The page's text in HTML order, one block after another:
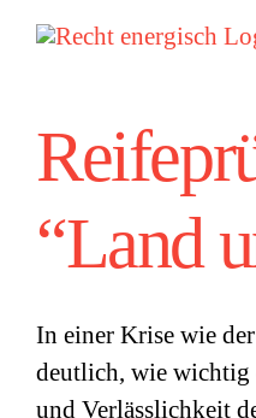
Zum
Inhalt
“Land
In einer Krise wie
deutlich, wie wichtig
und Verlässlichkeit